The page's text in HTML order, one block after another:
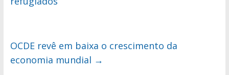
OCDE revê em baixa o crescimento da
economia mundial →